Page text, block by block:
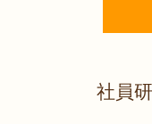
社員